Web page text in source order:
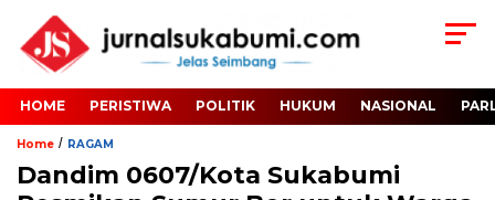
HOME PERISTIWA POLITIK HUKUM NASIONAL
Home / RAGAM
Dandim 0607/Kota Sukabumi